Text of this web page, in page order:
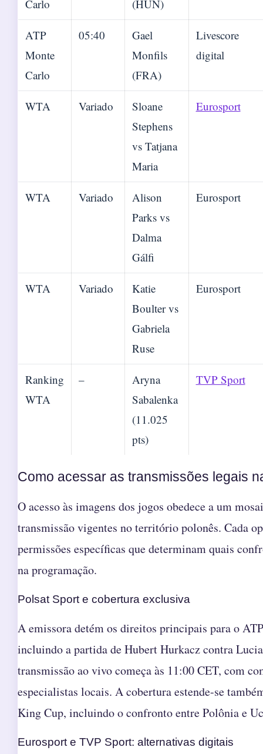
Carlo (HUN)
ATP
Monte
Carlo
05:40
Gael
Monfils
(FRA)
Livescore
digital
WTA Variado
Sloane
Stephens
vs Tatjana
Maria
Eurosport
WTA Variado
Alison
Parks vs
Dalma
Gálfi
Eurosport
WTA Variado
Katie
Boulter vs
Gabriela
Ruse
Eurosport
Ranking
WTA
–
Aryna
Sabalenka
(11.025
pts)
TVP Sport
Como acessar as transmissões legais
O acesso às imagens dos jogos obedece a um
transmissão vigentes no território polonês. Cada
permissões específicas que determinam quais
na programação.
Polsat Sport e cobertura exclusiva
A emissora detém os direitos principais para o
incluindo a partida de Hubert Hurkacz contra
transmissão ao vivo começa às 11:00 CET, com
especialistas locais. A cobertura estende-se
King Cup, incluindo o confronto entre Polônia e
Eurosport e TVP Sport: alternativas digitais